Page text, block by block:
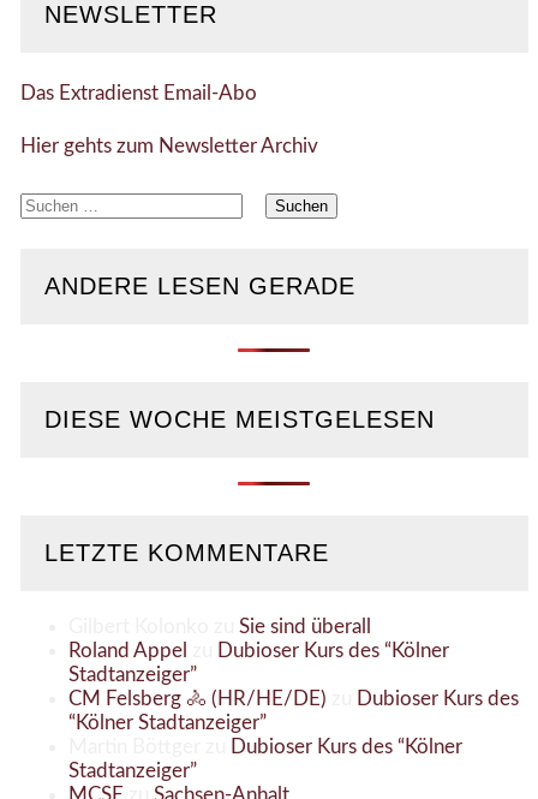
NEWSLETTER
Das Extradienst Email-Abo
Hier gehts zum Newsletter Archiv
Suchen
ANDERE LESEN GERADE
DIESE WOCHE MEISTGELESEN
LETZTE KOMMENTARE
Sie sind überall
Roland Appel
Dubioser Kurs des “Kölner
Stadtanzeiger”
CM Felsberg 🚴 (HR/HE/DE)
Dubioser Kurs des
“Kölner Stadtanzeiger”
Dubioser Kurs des “Kölner
Stadtanzeiger”
MCSE
Sachsen-Anhalt